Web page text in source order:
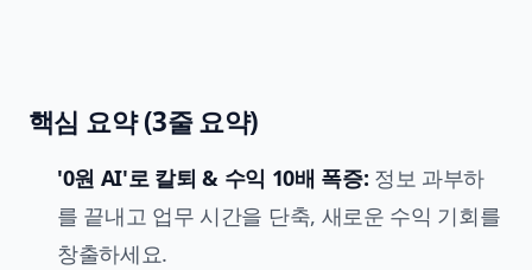
핵심 요약 (3줄 요약)
'0원 AI'로 칼퇴 & 수익 10배 폭증: 정보 과부하
를 끝내고 업무 시간을 단축, 새로운 수익 기회를
창출하세요.